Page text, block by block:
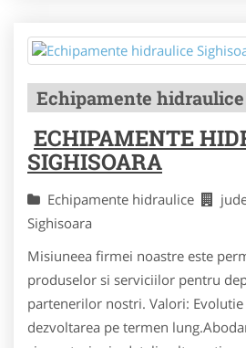
Echipamente
ECHIPAMENTE
SIGHISOARA
Echipamente hidraulice
Sighisoara
Misiuneea firmei noastre este
produselor si serviciilor pentru
partenerilor nostri. Valori:
dezvoltarea pe termen